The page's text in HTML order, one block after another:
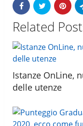
Related
Istanze OnLine,
delle utenze